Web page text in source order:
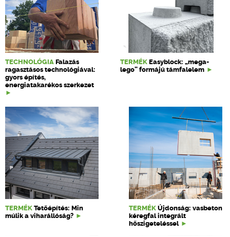
TECHNOLÓGIA Falazás
ragasztásos technológiával:
gyors építés,
energiatakarékos szerkezet
TERMÉK Easyblock: „mega-
lego” formájú támfalelem
TERMÉK Tetőépítés: Min
múlik a viharállóság?
TERMÉK Újdonság: vasbeton
kéregfal integrált
hőszigeteléssel